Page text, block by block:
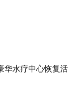
华水疗中心恢复活